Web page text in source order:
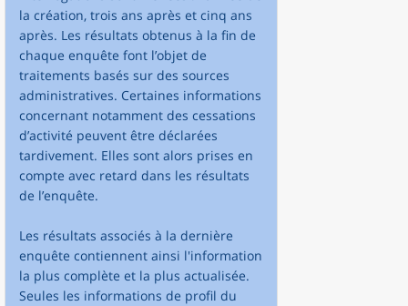
la création, trois ans après et cinq ans
après. Les résultats obtenus à la fin de
chaque enquête font l’objet de
traitements basés sur des sources
administratives. Certaines informations
concernant notamment des cessations
d’activité peuvent être déclarées
tardivement. Elles sont alors prises en
compte avec retard dans les résultats
de l’enquête.
Les résultats associés à la dernière
enquête contiennent ainsi l'information
la plus complète et la plus actualisée.
Seules les informations de profil du